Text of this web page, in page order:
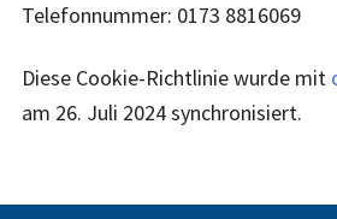
Telefonnummer: 0173 8816069
Diese Cookie-Richtlinie wurde mit
am 26. Juli 2024 synchronisiert.